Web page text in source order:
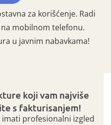
za korišćenje. Radi
mobilnom telefonu.
u javnim nabavkama!
koji vam najviše
s fakturisanjem!
profesionalni izgled